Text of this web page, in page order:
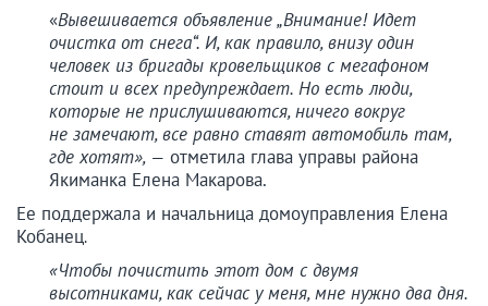
«Вывешивается объявление „Внимание! Идет
очистка от снега“. И, как правило, внизу один
человек из бригады кровельщиков с мегафоном
стоит и всех предупреждает. Но есть люди,
которые не прислушиваются, ничего вокруг
не замечают, все равно ставят автомобиль там,
где хотят», — отметила глава управы района
Якиманка Елена Макарова.
Ее поддержала и начальница домоуправления Елена
Кобанец.
«Чтобы почистить этот дом с двумя
высотниками, как сейчас у меня, мне нужно два дня.